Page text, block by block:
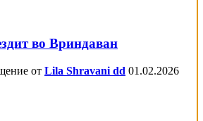
во Вриндаван
от Lila Shravani dd 01.02.2026